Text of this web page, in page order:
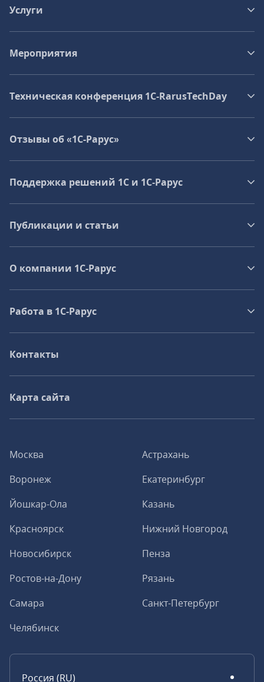
Москва
Астрахань
Воронеж
Екатеринбург
Йошкар-Ола
Казань
Красноярск
Нижний Новгород
Новосибирск
Пенза
Ростов-на-Дону
Рязань
Самара
Санкт-Петербург
Челябинск
Россия (RU)
Услуги
Мероприятия
Техническая конференция 1C‑RarusTechDay
Отзывы об «1С-Рарус»
Поддержка решений 1С и 1С‑Рарус
Публикации и статьи
О компании 1C-Рарус
Работа в 1С‑Рарус
Контакты
Карта сайта